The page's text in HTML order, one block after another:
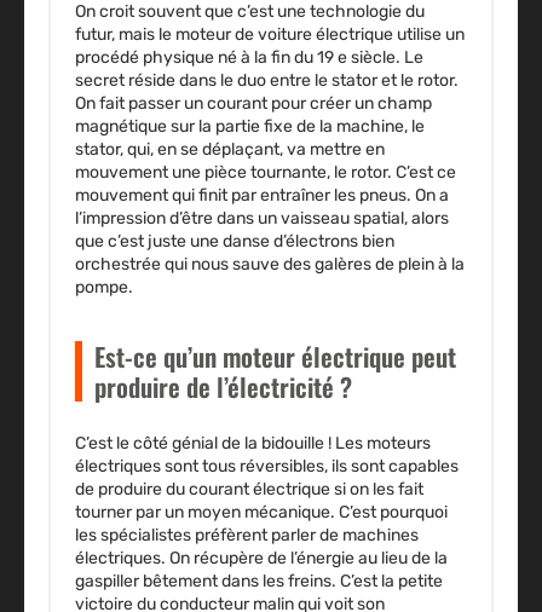
On croit souvent que c’est une technologie du
futur, mais le moteur de voiture électrique utilise un
procédé physique né à la fin du 19 e siècle. Le
secret réside dans le duo entre le stator et le rotor.
On fait passer un courant pour créer un champ
magnétique sur la partie fixe de la machine, le
stator, qui, en se déplaçant, va mettre en
mouvement une pièce tournante, le rotor. C’est ce
mouvement qui finit par entraîner les pneus. On a
l’impression d’être dans un vaisseau spatial, alors
que c’est juste une danse d’électrons bien
orchestrée qui nous sauve des galères de plein à la
pompe.
Est-ce qu’un moteur électrique peut
produire de l’électricité ?
C’est le côté génial de la bidouille ! Les moteurs
électriques sont tous réversibles, ils sont capables
de produire du courant électrique si on les fait
tourner par un moyen mécanique. C’est pourquoi
les spécialistes préfèrent parler de machines
électriques. On récupère de l’énergie au lieu de la
gaspiller bêtement dans les freins. C’est la petite
victoire du conducteur malin qui voit son